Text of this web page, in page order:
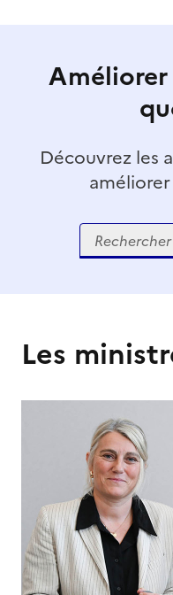
Découvrez les
Rechercher
Les